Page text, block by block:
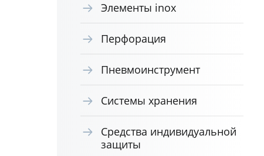
Элементы inox
Перфорация
Пневмоинструмент
Системы хранения
Средства индивидуальной
защиты